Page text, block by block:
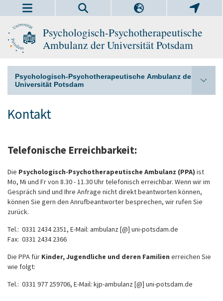
Psychologisch-Psychotherapeutische
Ambulanz der Universität Potsdam
Psychologisch-Psychotherapeutische Ambulanz der
Universität Potsdam
Kontakt
Telefonische Erreichbarkeit:
Die Psychologisch-Psychotherapeutische Ambulanz (PPA) ist
Mo, Mi und Fr von 8.30 - 11.30 Uhr telefonisch erreichbar. Wenn wir im
Gespräch sind und Ihre Anfrage nicht direkt beantworten können,
können Sie gern den Anrufbeantworter besprechen, wir rufen Sie
zurück.
Tel.: 0331 2434 2351, E-Mail: ambulanz [@] uni-potsdam.de
Fax: 0331 2434 2366
Die PPA für Kinder, Jugendliche und deren Familien erreichen Sie
wie folgt:
Tel.: 0331 977 259706, E-Mail: kjp-ambulanz [@] uni-potsdam.de